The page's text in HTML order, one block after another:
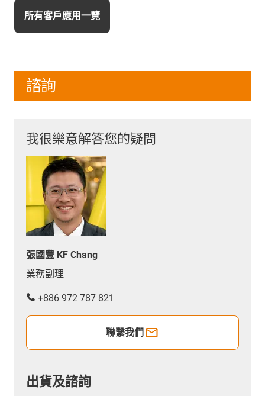
所有客戶應用一覽
諮詢
我很樂意解答您的疑問
張國豐 KF Chang
業務副理
+886 972 787 821
聯繫我們
出貨及諮詢